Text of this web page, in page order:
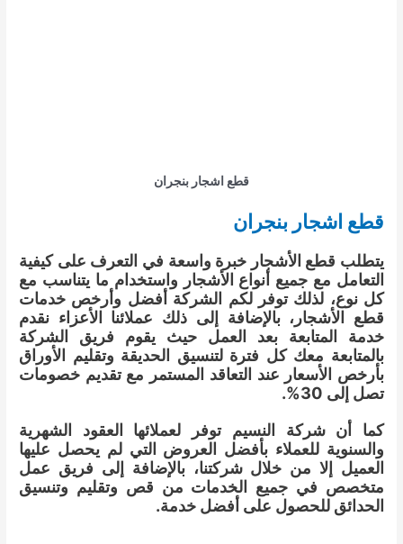
قطع اشجار بنجران
قطع اشجار بنجران
يتطلب قطع الأشجار خبرة واسعة في التعرف على كيفية
التعامل مع جميع أنواع الأشجار واستخدام ما يتناسب مع
كل نوع، لذلك توفر لكم الشركة أفضل وأرخص خدمات
قطع الأشجار، بالإضافة إلى ذلك عملائنا الأعزاء نقدم
خدمة المتابعة بعد العمل حيث يقوم فريق الشركة
بالمتابعة معك كل فترة لتنسيق الحديقة وتقليم الأوراق
بأرخص الأسعار عند التعاقد المستمر مع تقديم خصومات
تصل إلى 30%.
كما أن شركة النسيم توفر لعملائها العقود الشهرية
والسنوية للعملاء بأفضل العروض التي لم يحصل عليها
العميل إلا من خلال شركتنا، بالإضافة إلى فريق عمل
متخصص في جميع الخدمات من قص وتقليم وتنسيق
الحدائق للحصول على أفضل خدمة.